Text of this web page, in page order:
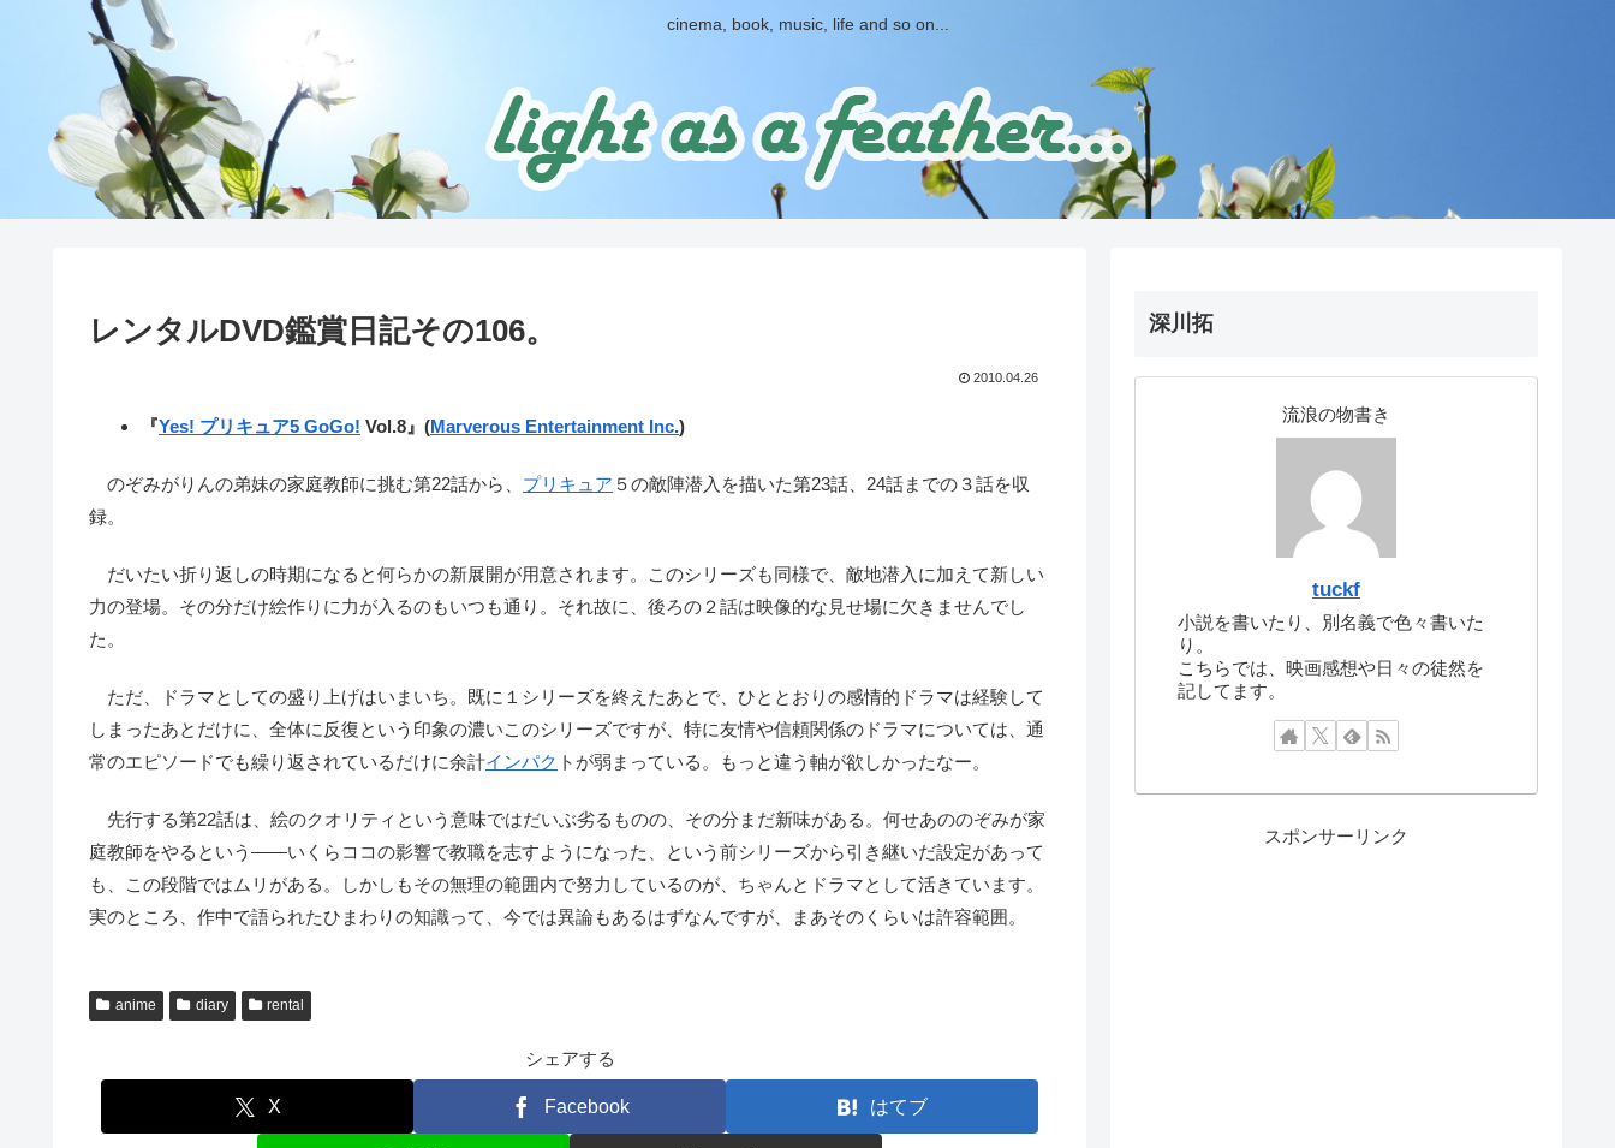
cinema, book, music, life and so on...
レンタルDVD鑑賞日記その106。
2010.04.26
『Yes! プリキュア5 GoGo! Vol.8』(Marverous Entertainment Inc.)
のぞみがりんの弟妹の家庭教師に挑む第22話から、 プリキュア ５の敵陣潜入を描いた第23話、24話までの３話を収
録。
だいたい折り返しの時期になると何らかの新展開が用意されます。このシリーズも同様で、敵地潜入に加えて新しい
力の登場。その分だけ絵作りに力が入るのもいつも通り。それ故に、後ろの２話は映像的な見せ場に欠きませんでし
た。
ただ、ドラマとしての盛り上げはいまいち。既に１シリーズを終えたあとで、ひととおりの感情的ドラマは経験して
しまったあとだけに、全体に反復という印象の濃いこのシリーズですが、特に友情や信頼関係のドラマについては、通
常のエピソードでも繰り返されているだけに余計インパク トが弱まっている。もっと違う軸が欲しかったなー。
先行する第22話は、絵のクオリティという意味ではだいぶ劣るものの、その分まだ新味がある。何せあののぞみが家
庭教師をやるという――いくらココの影響で教職を志すようになった、という前シリーズから引き継いだ設定があって
も、この段階ではムリがある。しかしもその無理の範囲内で努力しているのが、ちゃんとドラマとして活きています。
実のところ、作中で語られたひまわりの知識って、今では異論もあるはずなんですが、まあそのくらいは許容範囲。
anime diary rental
シェアする
X Facebook はてブ
深川拓
流浪の物書き
tuckf
小説を書いたり、別名義で色々書いた
り。
こちらでは、映画感想や日々の徒然を
記してます。
スポンサーリンク